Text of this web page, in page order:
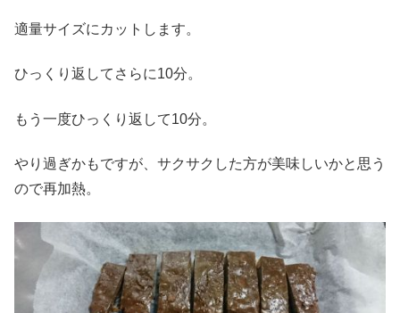
適量サイズにカットします。
ひっくり返してさらに10分。
もう一度ひっくり返して10分。
やり過ぎかもですが、サクサクした方が美味しいかと思う
ので再加熱。